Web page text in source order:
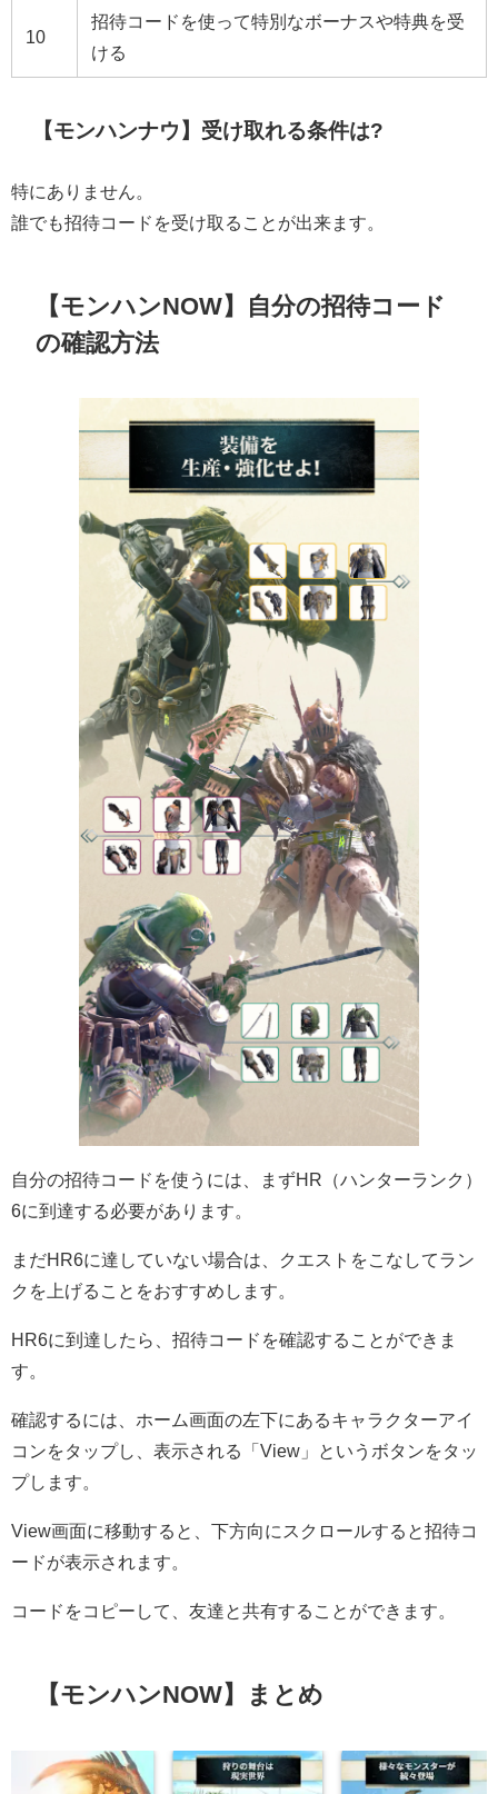
10
招待コードを使って特別なボーナスや特典を受
ける
【モンハンナウ】受け取れる条件は?
特にありません。
誰でも招待コードを受け取ることが出来ます。
【モンハンNOW】自分の招待コード
の確認方法
自分の招待コードを使うには、まずHR（ハンターランク）
6に到達する必要があります。
まだHR6に達していない場合は、クエストをこなしてラン
クを上げることをおすすめします。
HR6に到達したら、招待コードを確認することができま
す。
確認するには、ホーム画面の左下にあるキャラクターアイ
コンをタップし、表示される「View」というボタンをタッ
プします。
View画面に移動すると、下方向にスクロールすると招待コ
ードが表示されます。
コードをコピーして、友達と共有することができます。
【モンハンNOW】まとめ